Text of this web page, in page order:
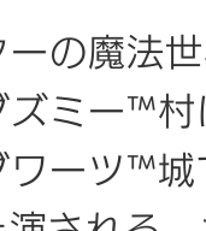
ーの魔法
ミー™
ーツ™